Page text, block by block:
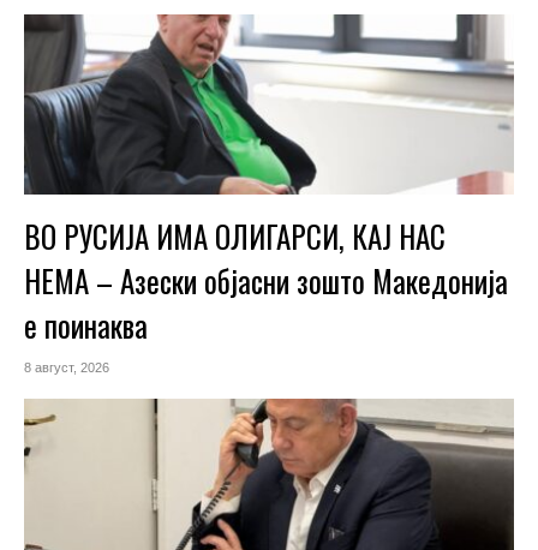
ВО РУСИЈА ИМА ОЛИГАРСИ, КАЈ НАС
НЕМА – Азески објасни зошто Македонија
е поинаква
8 август, 2026